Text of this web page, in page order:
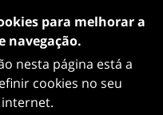
para melhorar a
navegação.
nesta página está a
cookies no seu